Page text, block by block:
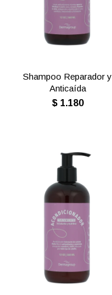
Shampoo Reparador y
Anticaída
$ 1.180